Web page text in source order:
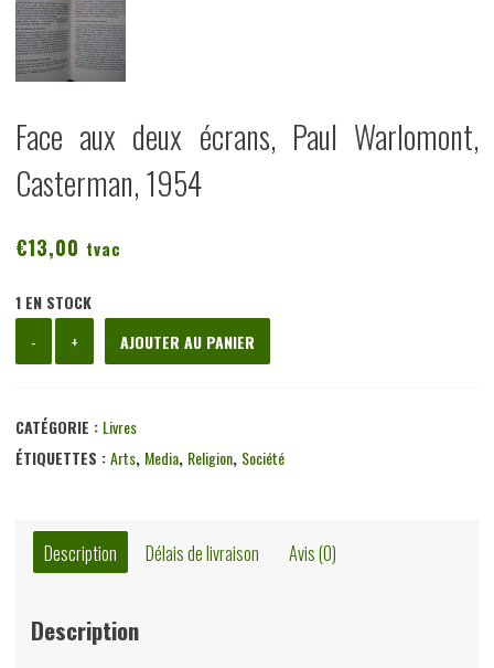
Face aux deux écrans, Paul Warlomont,
Casterman, 1954
€13,00 tvac
1 EN STOCK
-
de
aux
deux
Warlomont,
Casterman,
+ AJOUTER AU PANIER
CATÉGORIE : Livres
ÉTIQUETTES :Arts, Media, Religion, Société
Description Délais de livraison Avis (0)
Description